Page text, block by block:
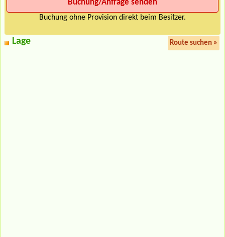
Buchung ohne Provision direkt beim Besitzer.
Lage Route suchen »